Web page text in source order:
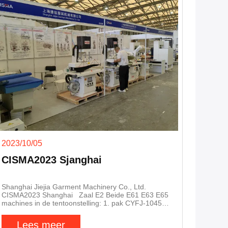
2023/10/05
CISMA2023 Sjanghai
Shanghai Jiejia Garment Machinery Co., Ltd.
CISMA2023 Shanghai Zaal E2 Beide E61 E63 E65
machines in de tentoonstelling: 1. pak CYFJ-1045
Lees meer